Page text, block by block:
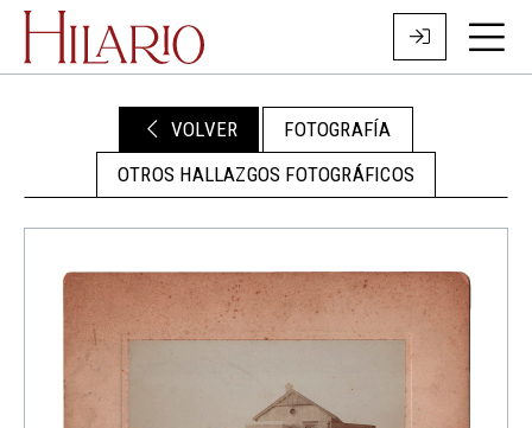
VOLVER
FOTOGRAFÍA
OTROS HALLAZGOS FOTOGRÁFICOS